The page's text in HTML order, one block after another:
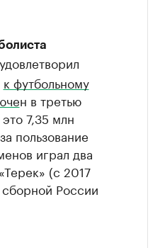
к футбольному
н в ​третью
7,35 млн
пользование
играл два
(с 2017
России